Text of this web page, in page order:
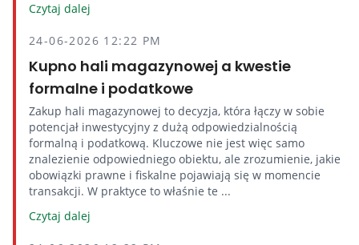
Czytaj dalej
24-06-2026 12:22 PM
Kupno hali magazynowej a kwestie
formalne i podatkowe
Zakup hali magazynowej to decyzja, która łączy w sobie
potencjał inwestycyjny z dużą odpowiedzialnością
formalną i podatkową. Kluczowe nie jest więc samo
znalezienie odpowiedniego obiektu, ale zrozumienie, jakie
obowiązki prawne i fiskalne pojawiają się w momencie
transakcji. W praktyce to właśnie te ...
Czytaj dalej